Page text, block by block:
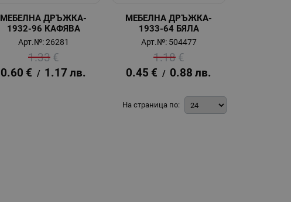
МЕБЕЛНА ДРЪЖКА-
1932-96 КАФЯВА
Арт.№: 26281
1.33 €
0.60 € / 1.17 лв.
МЕБЕЛНА ДРЪЖКА-
1933-64 БЯЛА
Арт.№: 504477
1.18 €
0.45 € / 0.88 лв.
На страница по: